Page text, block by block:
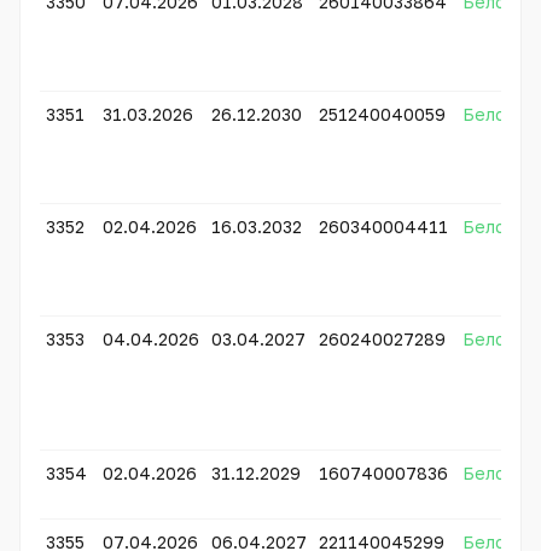
3351 31.03.2026 26.12.2030 251240040059 Белсенді
3352 02.04.2026 16.03.2032 260340004411 Белсенді
3353 04.04.2026 03.04.2027 260240027289 Белсенді
3354 02.04.2026 31.12.2029 160740007836 Белсенді
3355 07.04.2026 06.04.2027 221140045299 Белсенді